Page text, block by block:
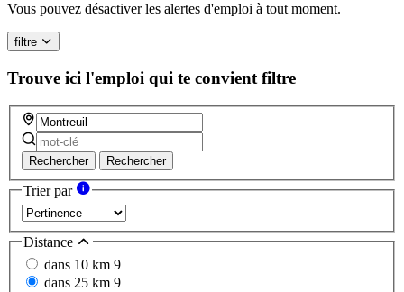
Vous pouvez désactiver les alertes d'emploi à tout moment.
filtre
Trouve ici l'emploi qui te convient filtre
Rechercher Rechercher
Trier par
Distance
dans 10 km 9
dans 25 km 9